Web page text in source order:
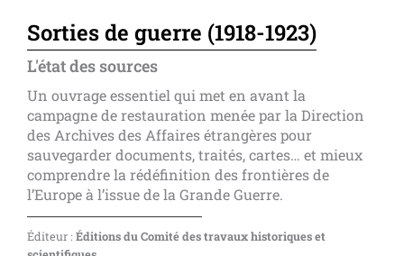
Sorties de guerre (1918-1923)
L'état des sources
Un ouvrage essentiel qui met en avant la
campagne de restauration menée par la Direction
des Archives des Affaires étrangères pour
sauvegarder documents, traités, cartes… et mieux
comprendre la rédéfinition des frontières de
l’Europe à l’issue de la Grande Guerre.
Éditeur : Éditions du Comité des travaux historiques et